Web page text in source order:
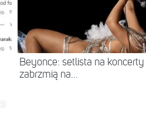
Beyonce: setlista na
zabrzmią na...